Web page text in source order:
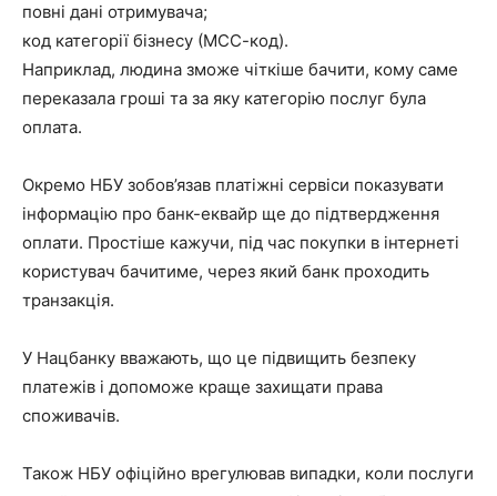
повні дані отримувача;
код категорії бізнесу (МСС-код).
Наприклад, людина зможе чіткіше бачити, кому саме
переказала гроші та за яку категорію послуг була
оплата.
Окремо НБУ зобов’язав платіжні сервіси показувати
інформацію про банк-еквайр ще до підтвердження
оплати. Простіше кажучи, під час покупки в інтернеті
користувач бачитиме, через який банк проходить
транзакція.
У Нацбанку вважають, що це підвищить безпеку
платежів і допоможе краще захищати права
споживачів.
Також НБУ офіційно врегулював випадки, коли послуги